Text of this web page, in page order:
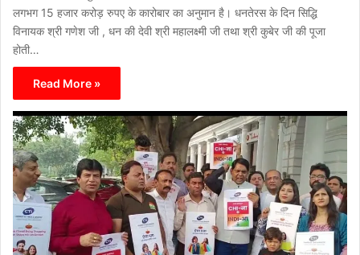
लगभग 15 हजार करोड़ रुपए के कारोबार का अनुमान है। धनतेरस के दिन सिद्धि
विनायक श्री गणेश जी , धन की देवी श्री महालक्ष्मी जी तथा श्री कुबेर जी की पूजा
होती…
Read More »